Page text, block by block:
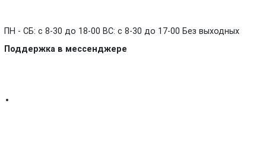
ПН - СБ: с 8-30 до 18-00 ВС: с 8-30 до 17-00 Без выходных
Поддержка в мессенджере